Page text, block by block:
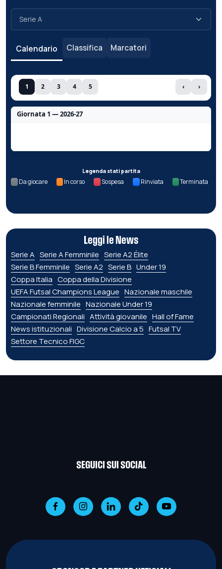
Calendario Classifica Marcatori
1 2 3 4 5 ‹ ›
Giornata 1 — 2026-27
Legenda stati partita
Da giocare In corso Sospesa Rinviata Terminata
Leggi le News
Serie A Serie A Femminile Serie A2 Élite
Serie B Femminile Serie A2 Serie B Under 19
Coppa Italia Coppa della Divisione
UEFA Futsal Champions League Nazionale maschile
Nazionale femminile Nazionale Under 19
Campionati Regionali Attività giovanile Hall of Fame
News istituzionali Divisione Calcio a 5 Futsal TV
Settore Tecnico FIGC
SEGUICI SUI SOCIAL